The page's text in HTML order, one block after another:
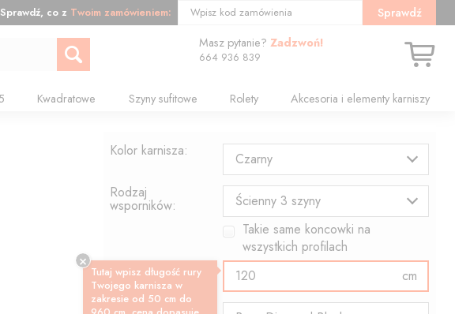
Sprawdź, co z Twoim zamówieniem: Wpisz kod zamówienia Sprawdź
Kwadratowe Szyny sufitowe Rolety Akcesoria i elementy karniszy
Masz pytanie?Zadzwoń!
664 936 839
Kolor karnisza:
Czarny
Rodzaj
wsporników:
Ścienny 3 szyny
Takie same koncowki na
wszystkich profilach
Długość profilu:
cm
Wzór końcówki:
Tutaj wpisz długość rury
Twojego karnisza w
zakresie od 50 cm do